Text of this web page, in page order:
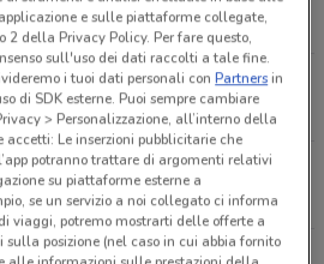
Velletri
426 Roma
Tutti i negozi Wycon
e sulle piattaforme collegate,
della Privacy Policy. Per fare questo,
sull'uso dei dati raccolti a tale fine.
i tuoi dati personali conPartnersin
di SDK esterne. Puoi sempre cambiare
> Personalizzazione, all’interno della
accetti: Le inserzioni pubblicitarie che
potranno trattare di argomenti relativi
su piattaforme esterne a
se un servizio a noi collegato ci informa
viaggi, potremo mostrarti delle offerte a
posizione (nel caso in cui abbia fornito